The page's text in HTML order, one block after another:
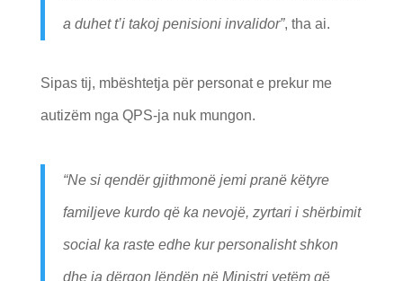
a duhet t’i takoj penisioni invalidor”, tha ai.
Sipas tij, mbështetja për personat e prekur me
autizëm nga QPS-ja nuk mungon.
“Ne si qendër gjithmonë jemi pranë këtyre
familjeve kurdo që ka nevojë, zyrtari i shërbimit
social ka raste edhe kur personalisht shkon
dhe ia dërgon lëndën në Ministri vetëm që